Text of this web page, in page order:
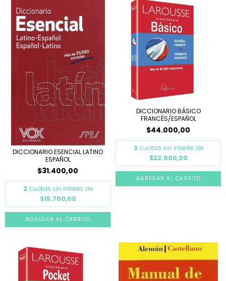
DICCIONARIO ESENCIAL LATINO
ESPAÑOL
$31.400,00
2 cuotas sin interés de
$15.700,00
DICCIONARIO BÁSICO
FRANCÉS/ESPAÑOL
$44.000,00
2 cuotas sin interés de
$22.000,00